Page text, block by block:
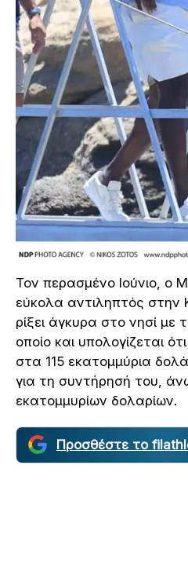
Τον περασμένο Ιούνιο, ο
εύκολα αντιληπτός στην
ρίξει άγκυρα στο νησί με
οποίο και υπολογίζεται
στα 115 εκατομμύρια
για τη συντήρησή του,
εκατομμυρίων δολαρίων.
Προσθέστε το